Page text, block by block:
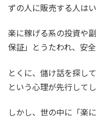
ずの人に販売する人はい
楽に稼げる系の投資や
保証」とうたわれ、安
とくに、儲け話を探し
という心理が先行してし
しかし、世の中に「楽